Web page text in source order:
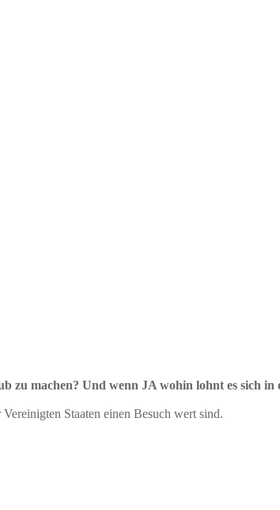
zu machen? Und wenn JA wohin lohnt es sich in
Staaten einen Besuch wert sind.